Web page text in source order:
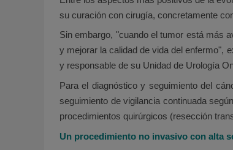
su curación con cirugía, concretamente
Sin embargo, "cuando el tumor está más
y mejorar la calidad de vida del enfermo",
y responsable de su Unidad de Urología
Para el diagnóstico y seguimiento del
seguimiento de vigilancia continuada
procedimientos quirúrgicos (resección
Un procedimiento no invasivo con alta